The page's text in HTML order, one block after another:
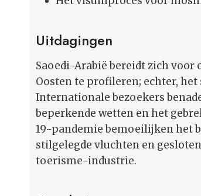
Uitdagingen
Saoedi-Arabië bereidt zich
Oosten te profileren; echter,
Internationale bezoekers
beperkende wetten en het
19-pandemie bemoeilijken het
stilgelegde vluchten en
toerisme-industrie.